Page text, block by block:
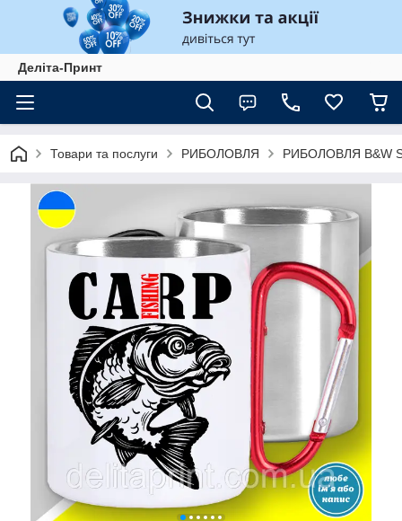
Деліта-Принт
Товари та послуги РИБОЛОВЛЯ РИБОЛОВЛЯ B&W